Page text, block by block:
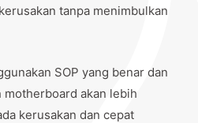
tanpa menimbulkan
SOP yang benar dan
akan lebih
kerusakan dan cepat